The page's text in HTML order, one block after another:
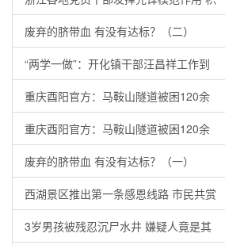
废弃的脐带血 有没有达标？（二）
“两学一做”：开化镇干部汪昌祥工作到
重庆酉阳官方：马鞍山隧道被困120余
重庆酉阳官方：马鞍山隧道被困120余
废弃的脐带血 有没有达标？（一）
西湖景区推出第一条感恩线路 市民共赏
3岁男孩被残忍沉尸水井 嫌疑人竟是其